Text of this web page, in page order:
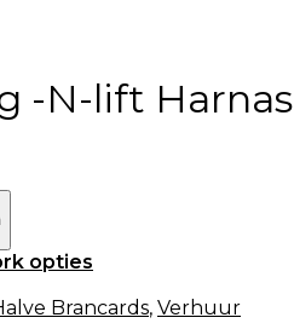
-N-lift Harnas
opties
Brancards, Verhuur